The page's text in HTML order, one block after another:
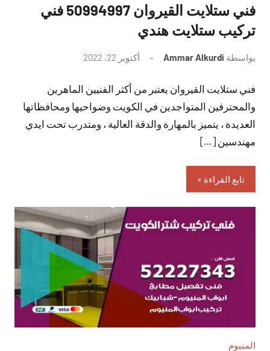
فني ستلايت القيروان 50994997 فني
تركيب ستلايت هندي
بواسطة Ammar Alkurdi أكتوبر 22, 2022
تعليقات
فني ستلايت القيروان يعتبر من أكثر الفنيين الماهرين
والمحترفين المتواجدين في الكويت وضواحيها ومحافظاتها
العديدة ، يتميز بالمهارة والدقة العالية ، ومتدرب تحت ايدي
مهندسين […]
تابع القراءة
المنيوم